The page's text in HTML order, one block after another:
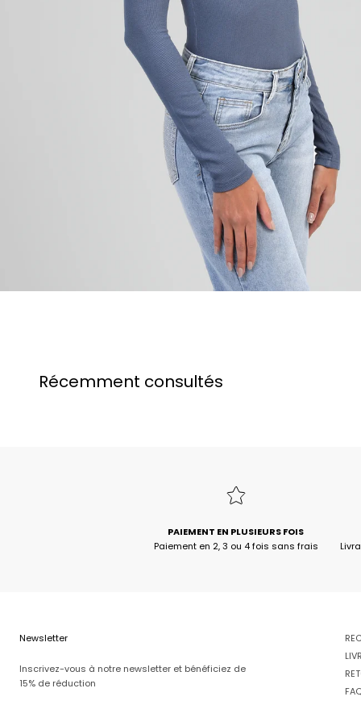
Récemment consultés
PAIEMENT EN PLUSIEURS FOIS
Paiement en 2, 3 ou 4 fois sans frais
Newsletter
Inscrivez-vous à notre newsletter et bénéficiez de
15% de réduction